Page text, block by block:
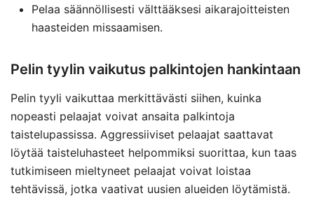
Pelaa säännöllisesti välttääksesi aikarajoitteisten
haasteiden missaamisen.
Pelin tyylin vaikutus palkintojen hankintaan
Pelin tyyli vaikuttaa merkittävästi siihen, kuinka
nopeasti pelaajat voivat ansaita palkintoja
taistelupassissa. Aggressiiviset pelaajat saattavat
löytää taisteluhasteet helpommiksi suorittaa, kun taas
tutkimiseen mieltyneet pelaajat voivat loistaa
tehtävissä, jotka vaativat uusien alueiden löytämistä.